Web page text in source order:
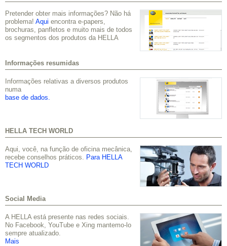
Pretender obter mais informações? Não há
problema! Aqui encontra e-papers,
brochuras, panfletos e muito mais de todos
os segmentos dos produtos da HELLA
Informações resumidas
Informações relativas a diversos produtos
numa
base de dados.
HELLA TECH WORLD
Aqui, você, na função de oficina mecânica,
recebe conselhos práticos. Para HELLA
TECH WORLD
Social Media
A HELLA está presente nas redes sociais.
No Facebook, YouTube e Xing mantemo-lo
sempre atualizado.
Mais